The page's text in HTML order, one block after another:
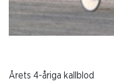
Årets 4-åriga